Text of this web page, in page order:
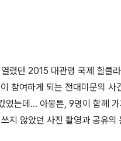
렸던 2015 대관령 국제 힐클
참여하게 되는 전대미문의 사
었는데... 아뭏튼, 9명이 함께
지 않았던 사진 촬영과 공유의